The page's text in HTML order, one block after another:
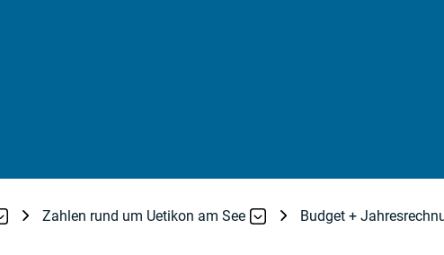
Zahlen rund um Uetikon am See Budget +